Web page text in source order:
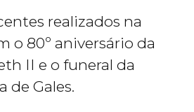
realizados na
o 80º aniversário da
II e o funeral da
de Gales.